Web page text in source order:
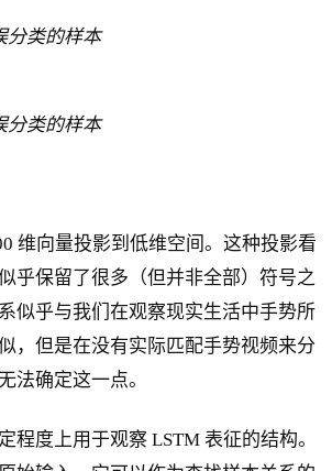
分类的样本
分类的样本
维向量投影到低维空间。这种投影看
乎保留了很多（但并非全部）符号之
似乎与我们在观察现实生活中手势所
，但是在没有实际匹配手势视频来分
法确定这一点。
程度上用于观察 LSTM 表征的结构。